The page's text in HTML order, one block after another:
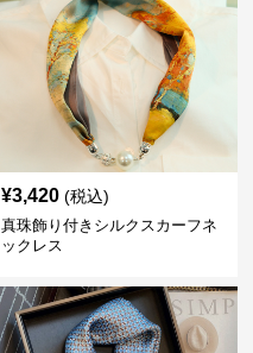
¥3,420 (税込)
真珠飾り付きシルクスカーフネ
ックレス